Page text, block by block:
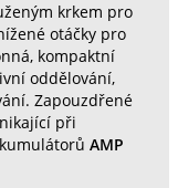
krkem pro
otáčky pro
kompaktní
oddělování,
Zapouzdřené
při
AMP